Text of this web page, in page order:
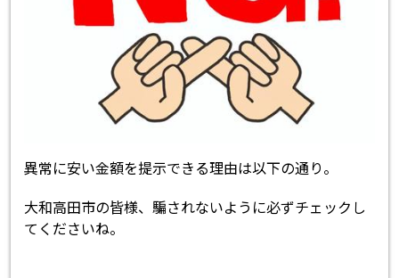
異常に安い金額を提示できる理由は以下の通り。
大和高田市の皆様、騙されないように必ずチェックし
てくださいね。